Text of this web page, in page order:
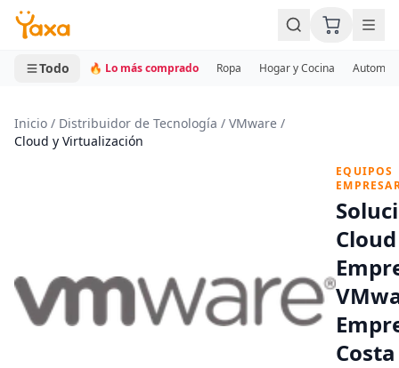
MINI CARRITO
0 productos
Todo 🔥 Lo más comprado Ropa Hogar y Cocina
Inicio / Distribuidor de Tecnología / VMware /
Cloud y Virtualización
EQUIPOS
Cloud